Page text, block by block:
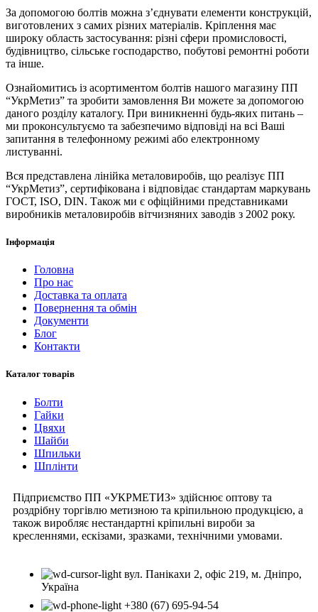
За допомогою болтів можна з’єднувати елементи конструкцій,
виготовлених з самих різних матеріалів. Кріплення має
широку область застосування: різні сфери промисловості,
будівництво, сільське господарство, побутові ремонтні роботи
та інше.
Ознайомитись із асортиментом болтів нашого магазину ПП
“УкрМетиз” та зробити замовлення Ви можете за допомогою
даного розділу каталогу. При виникненні будь-яких питань –
ми проконсультуємо та забезпечимо відповіді на всі Ваші
запитання в телефонному режимі або електронному
листуванні.
Вся представлена ​​лінійка металовиробів, що реалізує ПП
“УкрМетиз”, сертифікована і відповідає стандартам маркувань
ГОСТ, ISO, DIN. Також ми є офіційними представниками
виробників металовиробів вітчизняних заводів з 2002 року.
Інформація
Головна
Про нас
Доставка та оплата
Повернення та обмін
Документи
Блог
Контакти
Каталог товарів
Болти
Гайки
Цвяхи
Шайби
Шпильки
Шплінти
Підприємство ПП «УКРМЕТИЗ» здійснює оптову та
роздрібну торгівлю метизною та кріпильною продукцією, а
також виробляє нестандартні кріпильні вироби за
кресленнями, ескізами, зразками, технічними умовами.
вул. Панікахи 2, офіс 219, м. Дніпро,
Україна
+380 (67) 695-94-54